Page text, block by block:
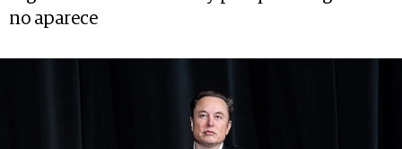
no aparece